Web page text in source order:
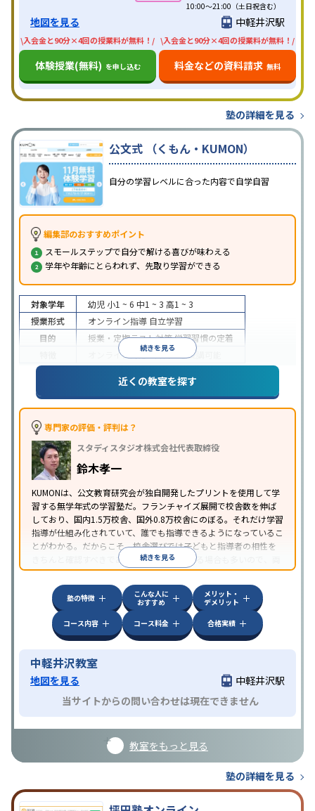
10:00〜21:00（土日祝含む）
地図を見る 中軽井沢駅
\入会金と90分×4回の授業料が無料！/
体験授業(無料) を申し込む
\入会金と90分×4回の授業料が無料！/
料金などの資料請求 無料
塾の詳細を見る
公文式 （くもん・KUMON）
自分の学習レベルに合った内容で自学自習
編集部のおすすめポイント
スモールステップで自分で解ける喜びが味わえる
学年や年齢にとらわれず、先取り学習ができる
続きを見る
対象学年 幼児 小1 ~ 6 中1 ~ 3 高1 ~ 3
授業形式
オンライン指導 自立学習
目的
授業・定期テスト対策学習習慣の定着
オンライン対応1科目から受講可能
近くの教室を探す
専門家の評価・評判は？
スタディスタジオ株式会社代表取締役
鈴木孝一
KUMONは、公文教育研究会が独自開発したプリントを使用して学
習する無学年式の学習塾だ。フランチャイズ展開で校舎数を伸ば
しており、国内1.5万校舎、国外0.8万校舎にのぼる。それだけ学習
指導が仕組み化されていて、誰でも指導できるようになっているこ
とがわかる。だからこそ、校舎選びでは子どもと指導者の相性を
きちんと確認すべきである。近所に2校舎ある場合も多いので、両
方見学してみることをオススメする。
続きを見る
塾の特徴
こんな人に
おすすめ
メリット・
デメリット
コース内容
コース料金 合格実績
中軽井沢教室
地図を見る
中軽井沢駅
当サイトからの問い合わせは現在できません
教室をもっと見る
塾の詳細を見る